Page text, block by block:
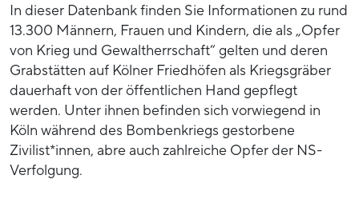
In dieser Datenbank finden Sie Informationen zu rund
13.300 Männern, Frauen und Kindern, die als „Opfer
von Krieg und Gewaltherrschaft“ gelten und deren
Grabstätten auf Kölner Friedhöfen als Kriegsgräber
dauerhaft von der öffentlichen Hand gepflegt
werden. Unter ihnen befinden sich vorwiegend in
Köln während des Bombenkriegs gestorbene
Zivilist*innen, abre auch zahlreiche Opfer der NS-
Verfolgung.